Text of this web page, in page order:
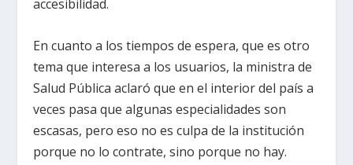
accesibilidad.
En cuanto a los tiempos de espera, que es otro
tema que interesa a los usuarios, la ministra de
Salud Pública aclaró que en el interior del país a
veces pasa que algunas especialidades son
escasas, pero eso no es culpa de la institución
porque no lo contrate, sino porque no hay.